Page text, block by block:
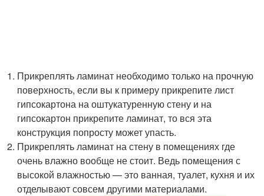
Прикреплять ламинат необходимо только на прочную
поверхность, если вы к примеру прикрепите лист
гипсокартона на оштукатуренную стену и на
гипсокартон прикрепите ламинат, то вся эта
конструкция попросту может упасть.
Прикреплять ламинат на стену в помещениях где
очень влажно вообще не стоит. Ведь помещения с
высокой влажностью — это ванная, туалет, кухня и их
отделывают совсем другими материалами.